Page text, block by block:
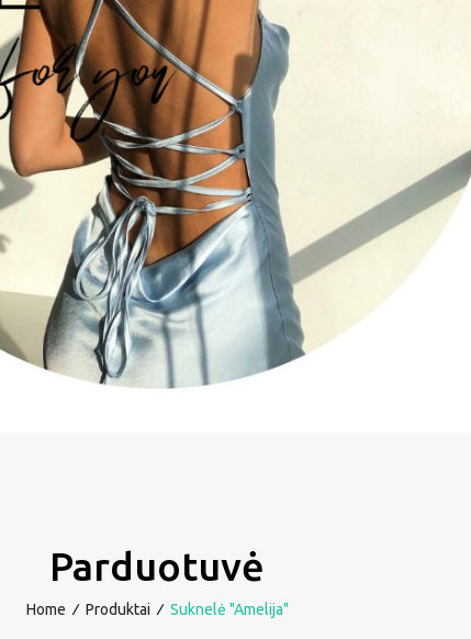
Parduotuvė
Home ∕ Produktai ∕ Suknelė "Amelija"